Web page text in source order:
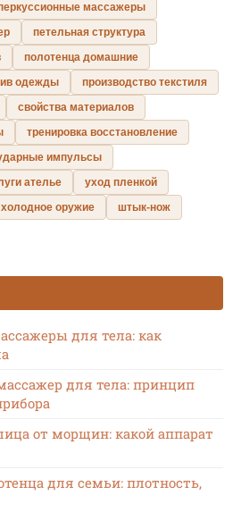
массажеры
петельная структура
полотенца домашние
одежды
производство текстиля
свойства материалов
тренировка восстановление
импульсы
ателье
уход пленкой
холодное оружие
штык-нож
для тела: как
для тела: принцип
от морщин: какой аппарат
для семьи: плотность,